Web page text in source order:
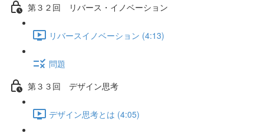
第３２回 リバース・イノベーション
リバースイノベーション (4:13)
問題
第３３回 デザイン思考
デザイン思考とは (4:05)